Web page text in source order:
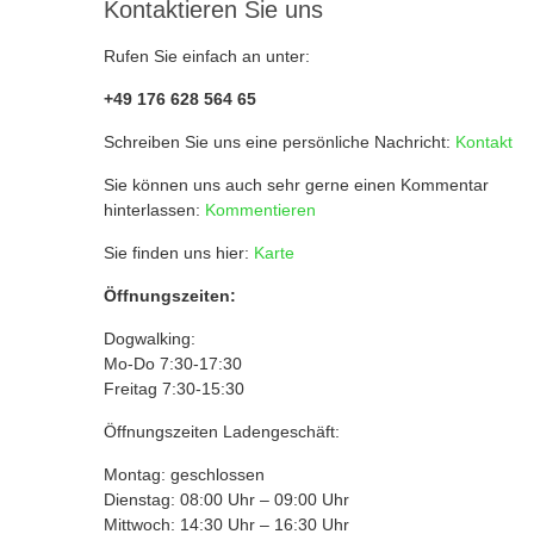
Kontaktieren Sie uns
Rufen Sie einfach an unter:
+49 176 628 564 65
Schreiben Sie uns eine persönliche Nachricht: Kontakt
Sie können uns auch sehr gerne einen Kommentar
hinterlassen: Kommentieren
Sie finden uns hier: Karte
Öffnungszeiten:
Dogwalking:
Mo-Do 7:30-17:30
Freitag 7:30-15:30
Öffnungszeiten Ladengeschäft:
Montag: geschlossen
Dienstag: 08:00 Uhr – 09:00 Uhr
Mittwoch: 14:30 Uhr – 16:30 Uhr